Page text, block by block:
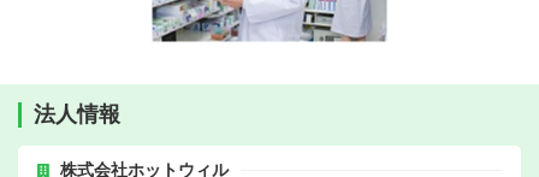
法人情報
株式会社ホットウィル